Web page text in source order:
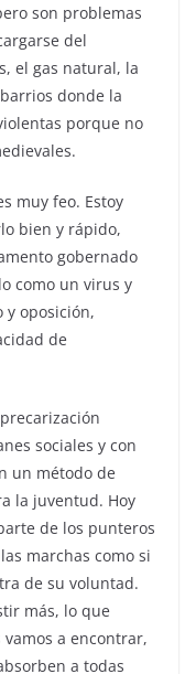
son problemas
del
el gas natural, la
donde la
porque no
muy feo. Estoy
bien y rápido,
gobernado
como un virus y
y oposición,
de
sociales y con
un método de
la juventud. Hoy
de los punteros
marchas como si
de su voluntad.
más, lo que
a encontrar,
a todas